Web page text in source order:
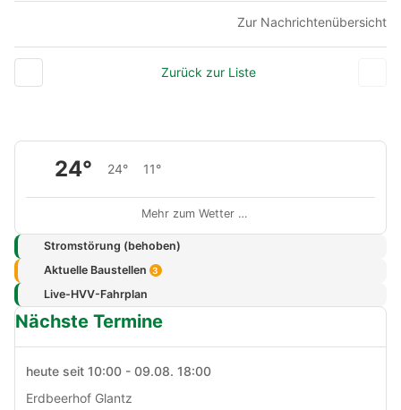
Zur Nachrichtenübersicht
Zurück zur Liste
24° 24° 11°
Mehr zum Wetter …
Stromstörung (behoben)
Aktuelle Baustellen 3
Live-HVV-Fahrplan
Nächste Termine
heute seit 10:00 - 09.08. 18:00
Erdbeerhof Glantz